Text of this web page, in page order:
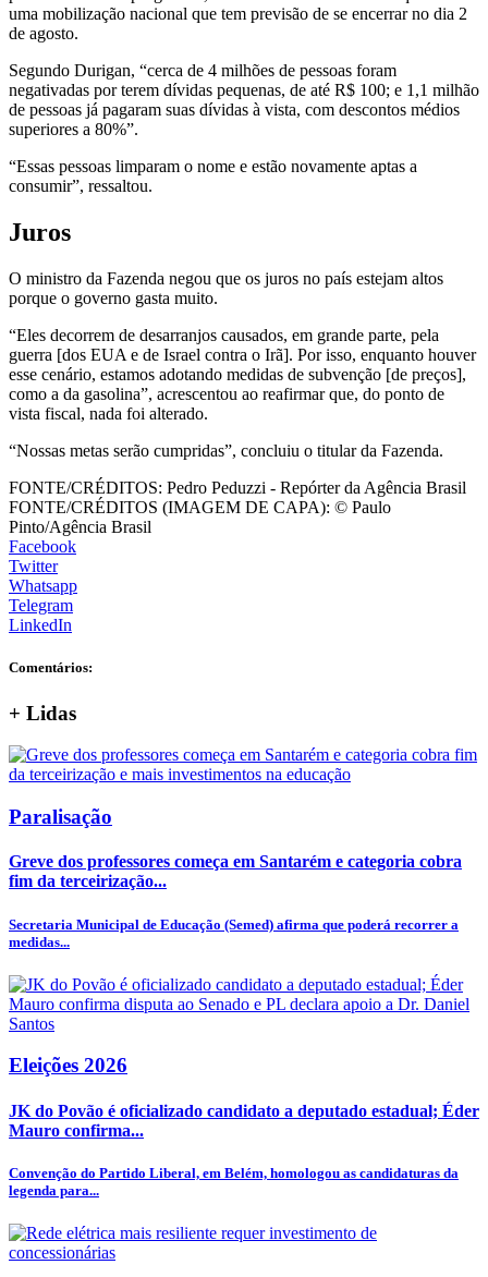
uma mobilização nacional que tem previsão de se encerrar no dia 2
de agosto.
Segundo Durigan, “cerca de 4 milhões de pessoas foram
negativadas por terem dívidas pequenas, de até R$ 100; e 1,1 milhão
de pessoas já pagaram suas dívidas à vista, com descontos médios
superiores a 80%”.
“Essas pessoas limparam o nome e estão novamente aptas a
consumir”, ressaltou.
Juros
O ministro da Fazenda negou que os juros no país estejam altos
porque o governo gasta muito.
“Eles decorrem de desarranjos causados, em grande parte, pela
guerra [dos EUA e de Israel contra o Irã]. Por isso, enquanto houver
esse cenário, estamos adotando medidas de subvenção [de preços],
como a da gasolina”, acrescentou ao reafirmar que, do ponto de
vista fiscal, nada foi alterado.
“Nossas metas serão cumpridas”, concluiu o titular da Fazenda.
FONTE/CRÉDITOS: Pedro Peduzzi - Repórter da Agência Brasil
FONTE/CRÉDITOS (IMAGEM DE CAPA): © Paulo
Pinto/Agência Brasil
Facebook
Twitter
Whatsapp
Telegram
LinkedIn
Comentários:
+ Lidas
Paralisação
Greve dos professores começa em Santarém e categoria cobra
fim da terceirização...
Secretaria Municipal de Educação (Semed) afirma que poderá recorrer a
medidas...
Eleições 2026
JK do Povão é oficializado candidato a deputado estadual; Éder
Mauro confirma...
Convenção do Partido Liberal, em Belém, homologou as candidaturas da
legenda para...